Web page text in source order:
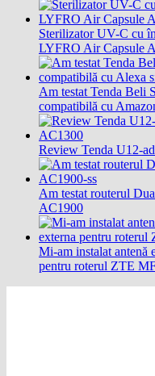
Sterilizator UV-C cu
LYFRO Air Capsule
Am testat Tenda Beli
compatibilă cu
Review Tenda U12-
Am testat routerul
AC1900
Mi-am instalat
pentru roterul ZTE